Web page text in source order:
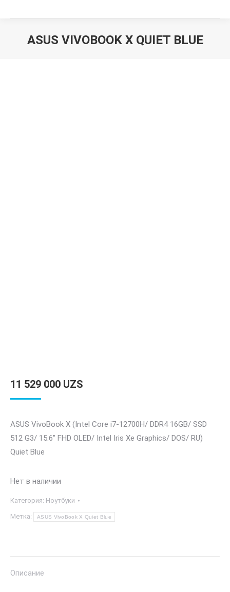
ASUS VIVOBOOK X QUIET BLUE
11 529 000 UZS
ASUS VivoBook X (Intel Core i7-12700H/ DDR4 16GB/ SSD
512 G3/ 15.6″ FHD OLED/ Intel Iris Xe Graphics/ DOS/ RU)
Quiet Blue
Нет в наличии
Категория: Ноутбуки
Метка: ASUS VivoBook X Quiet Blue
Описание